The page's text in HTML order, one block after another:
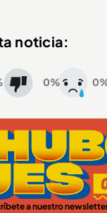
noticia:
0%
a nuestro